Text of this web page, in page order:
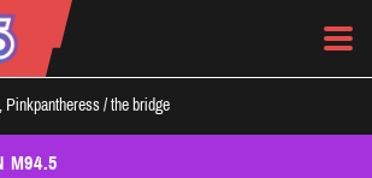
Pinkpantheress / the bridge
M94.5